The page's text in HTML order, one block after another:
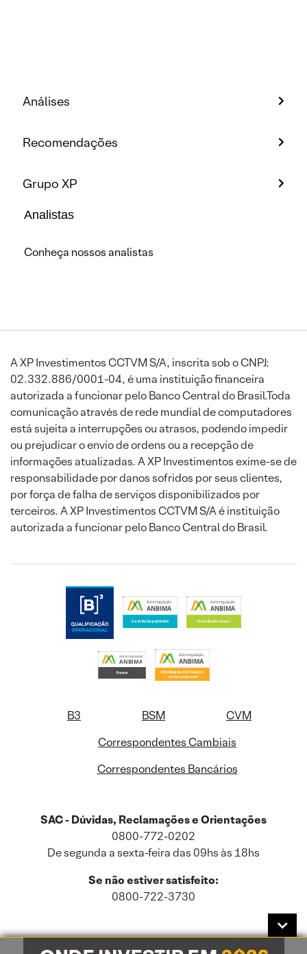
Análises
Recomendações
Grupo XP
Analistas
Conheça nossos analistas
A XP Investimentos CCTVM S/A, inscrita sob o CNPJ:
02.332.886/0001-04, é uma instituição financeira
autorizada a funcionar pelo Banco Central do Brasil.Toda
comunicação através de rede mundial de computadores
está sujeita a interrupções ou atrasos, podendo impedir
ou prejudicar o envio de ordens ou a recepção de
informações atualizadas. A XP Investimentos exime-se de
responsabilidade por danos sofridos por seus clientes,
por força de falha de serviços disponibilizados por
terceiros. A XP Investimentos CCTVM S/A é instituição
autorizada a funcionar pelo Banco Central do Brasil.
B3 BSM
CVM
Correspondentes Cambiais
Correspondentes Bancários
SAC - Dúvidas, Reclamações e Orientações
0800-772-0202
De segunda a sexta-feira das 09hs às 18hs
Se não estiver satisfeito:
0800-722-3730
Este site usa cookies e dados pessoais de acordo com a nossaPolítica de